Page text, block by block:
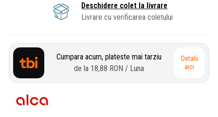
Deschidere colet la livrare
Livrare cu verificarea coletului
Cumpara acum, plateste mai tarziu
de la 18,88 RON / Luna
Detalii
aici